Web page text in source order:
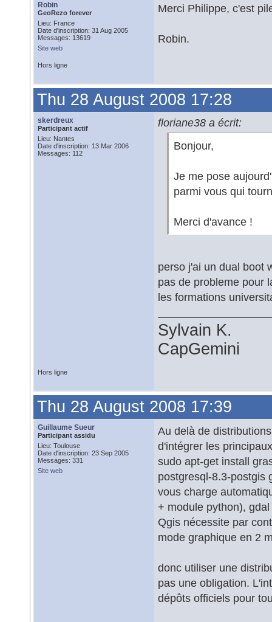
Robin
GeoRezo forever
Lieu: France
Date d'inscription: 31 Aug 2005
Messages: 13619
Site web
Merci Philippe, c'est
Robin.
Hors ligne
Thu 28 August 2008 17:28
skerdreux
Participant actif
Lieu: Nantes
Date d'inscription: 13 Mar 2006
Messages: 112
floriane38 a écrit:
Bonjour,
Je me pose
parmi vous qui
Merci d'avance !
perso j'ai un dual boot
pas de probleme pour
les formations
Sylvain K.
CapGemini
Hors ligne
Thu 28 August 2008 17:39
Guillaume Sueur
Participant assidu
Lieu: Toulouse
Date d'inscription: 23 Sep 2005
Messages: 331
Site web
Au delà de
d'intégrer les
sudo apt-get install
postgresql-8.3-postgis
vous charge
+ module python),
Qgis nécessite par
mode graphique en 2
donc utiliser une
pas une obligation.
dépôts officiels pour